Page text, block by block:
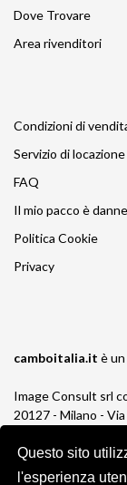
Questo sito
l'esperienza
Dove Trovare
Area rivenditori
Condizioni di
Servizio di
FAQ
Il mio pacco è
Politica Cookie
Privacy
camboitalia.it è
Image Consult srl
20127 - Milano -
P.IVA e C.F.
REA 1673647